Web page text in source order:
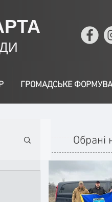
ГРОМАДСЬКЕ
Обрані